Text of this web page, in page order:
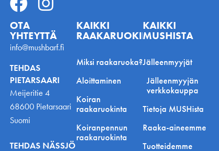
OTA
YHTEYTTÄ
info@mushbarf.fi
TEHDAS
PIETARSAARI
Meijeritie 4
68600 Pietarsaari
Suomi
TEHDAS NÄSSJÖ
KAIKKI
RAAKARUOKINNASTA
Miksi raakaruoka?
Aloittaminen
Koiran
raakaruokinta
Koiranpennun
raakaruokinta
KAIKKI
MUSHISTA
Jälleenmyyjät
Jälleenmyyjän
verkkokauppa
Tietoja MUSHista
Raaka-aineemme
Tuotteidemme